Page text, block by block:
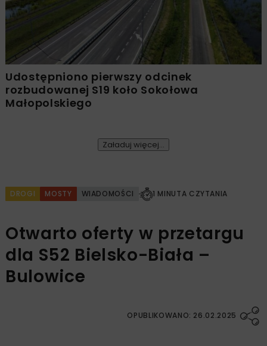
Udostępniono pierwszy odcinek
rozbudowanej S19 koło Sokołowa
Małopolskiego
Załaduj więcej...
DROGI MOSTY WIADOMOŚCI 1 MINUTA CZYTANIA
Otwarto oferty w przetargu
dla S52 Bielsko-Biała –
Bulowice
OPUBLIKOWANO: 26.02.2025